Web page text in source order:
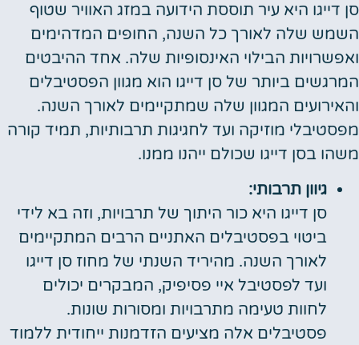
סן דייגו היא עיר תוססת הידועה במזג האוויר שטוף
השמש שלה לאורך כל השנה, החופים המדהימים
ואפשרויות הבילוי האינסופיות שלה. אחד ההיבטים
המרגשים ביותר של סן דייגו הוא מגוון הפסטיבלים
והאירועים המגוון שלה שמתקיימים לאורך השנה.
מפסטיבלי מוזיקה ועד לחגיגות תרבותיות, תמיד קורה
משהו בסן דייגו שכולם ייהנו ממנו.
גיוון תרבותי:
סן דייגו היא כור היתוך של תרבויות, וזה בא לידי
ביטוי בפסטיבלים האתניים הרבים המתקיימים
לאורך השנה. מהיריד השנתי של מחוז סן דייגו
ועד לפסטיבל איי פסיפיק, המבקרים יכולים
לחוות טעימה מתרבויות ומסורות שונות.
פסטיבלים אלה מציעים הזדמנות ייחודית ללמוד